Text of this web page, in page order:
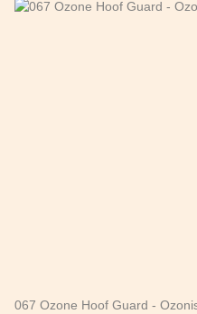
067 Ozone Hoof Guard -